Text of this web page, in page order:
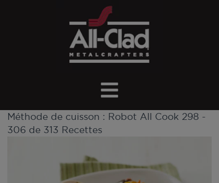
Méthode de cuisson : Robot All Cook 298 -
306 de 313 Recettes